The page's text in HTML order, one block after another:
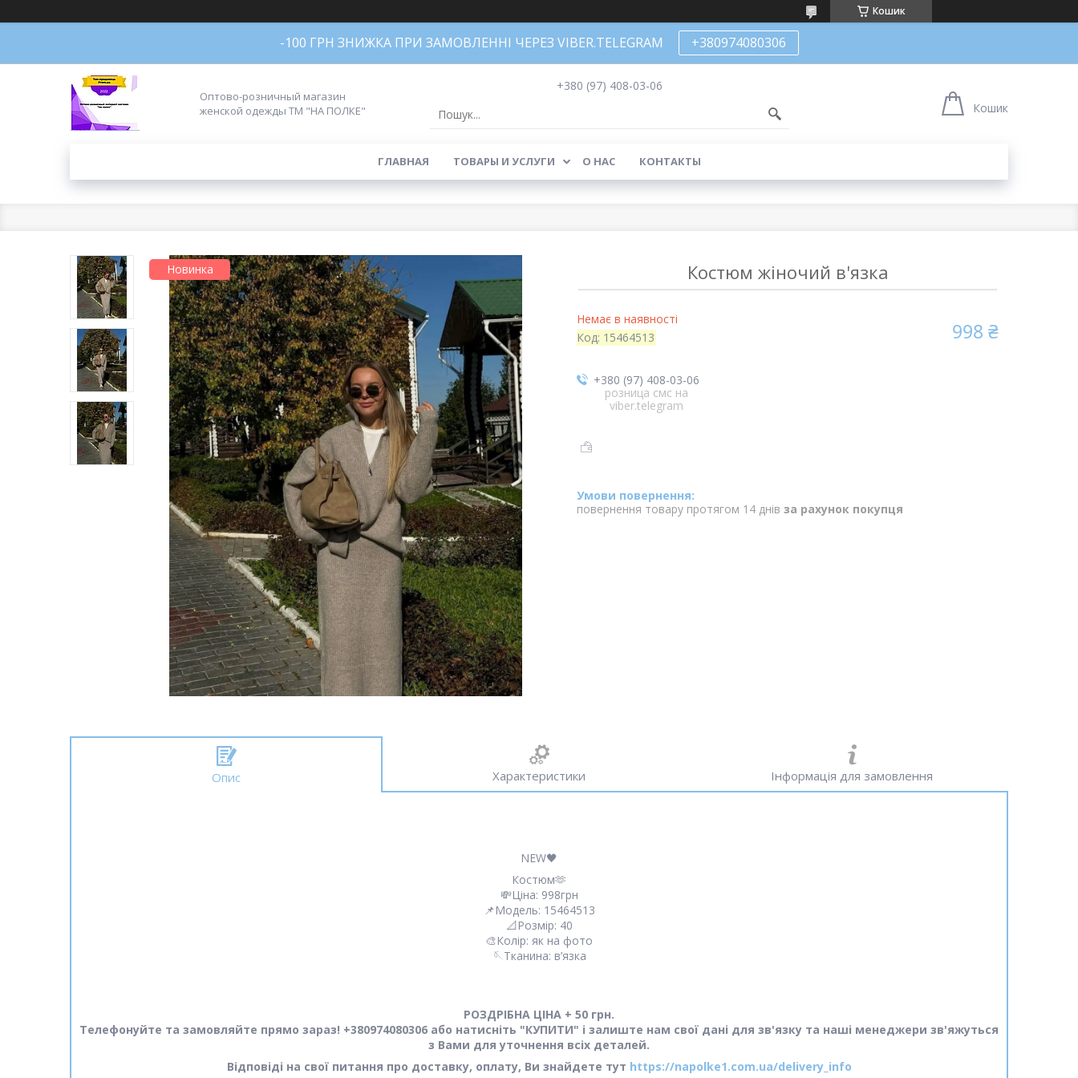
Кошик
-100 ГРН ЗНИЖКА ПРИ ЗАМОВЛЕННІ ЧЕРЕЗ VIBER.TELEGRAM +380974080306
Оптово-розничный магазин
женской одежды ТМ "НА ПОЛКЕ"
+380 (97) 408-03-06
Кошик
ГЛАВНАЯ ТОВАРЫ И УСЛУГИ О НАС КОНТАКТЫ
Новинка Костюм жіночий в'язка
Немає в наявності
Код: 15464513 998 ₴
+380 (97) 408-03-06
розница смс на
viber.telegram
повернення товару протягом 14 днів за рахунок покупця
Опис Характеристики Інформація для замовлення
NEW🖤
Костюм🫶
💸Ціна: 998грн
📌Модель: 15464513
📐Розмір: 40
🎨Колір: як на фото
🪡Тканина: в’язка
РОЗДРІБНА ЦІНА + 50 грн.
Телефонуйте та замовляйте прямо зараз! +380974080306 або натисніть "КУПИТИ" і залиште нам свої дані для зв'язку та наші менеджери зв'яжуться
з Вами для уточнення всіх деталей.
Відповіді на свої питання про доставку, оплату, Ви знайдете тут https://napolke1.com.ua/delivery_info